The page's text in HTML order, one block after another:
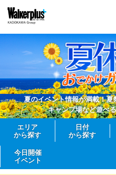
夏のイベント情報が満載！
キャンプ場など遊べ
エリア
から探す
日付
から探す
今日開催
イベント